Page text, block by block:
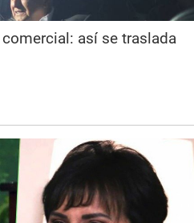
así se traslada